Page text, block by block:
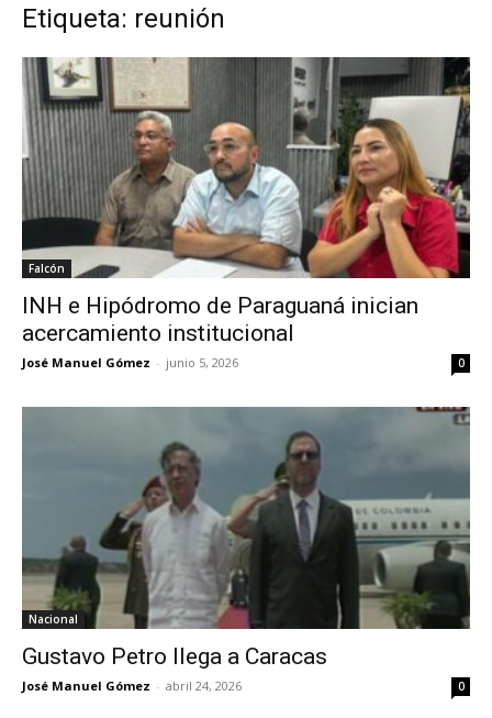
Etiqueta: reunión
Falcón
INH e Hipódromo de Paraguaná inician
acercamiento institucional
José Manuel Gómez - junio 5, 2026 0
Nacional
Gustavo Petro llega a Caracas
José Manuel Gómez - abril 24, 2026 0